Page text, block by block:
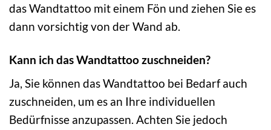
das Wandtattoo mit einem Fön und ziehen Sie es
dann vorsichtig von der Wand ab.
Kann ich das Wandtattoo zuschneiden?
Ja, Sie können das Wandtattoo bei Bedarf auch
zuschneiden, um es an Ihre individuellen
Bedürfnisse anzupassen. Achten Sie jedoch